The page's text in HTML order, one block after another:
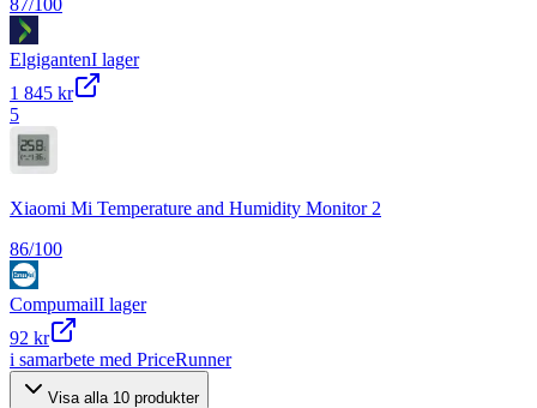
ElgigantenI lager
1 845 kr
5
Xiaomi Mi Temperature and Humidity Monitor 2
86/100
CompumailI lager
92 kr
i samarbete med PriceRunner
Visa alla 10 produkter